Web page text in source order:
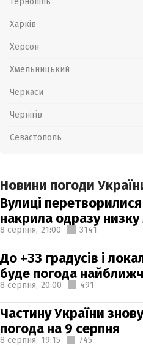
Харків
Херсон
Хмельницький
Черкаси
Чернігів
Севастополь
Новини погоди
Вулиці
накрила одразу низку
8 серпня, 21:00 3141
До +33 градусів і
буде погода
8 серпня, 20:00 491
Частину України
погода на 9 серпня
8 серпня, 19:15 745